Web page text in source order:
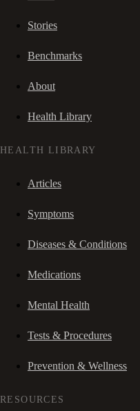
Stories
Benchmarks
About
Health Library
HEALTH LIBRARY
Articles
Symptoms
Diseases & Conditions
Medications
Mental Health
Tests & Procedures
Prevention & Wellness
RESOURCES